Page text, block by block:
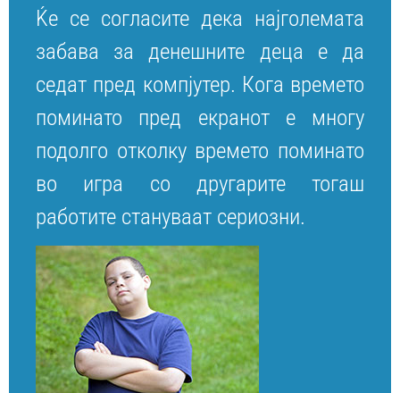
Ќе се согласите дека најголемата
забава за денешните деца е да
седат пред компјутер. Кога времето
поминато пред екранот е многу
подолго отколку времето поминато
во игра со другарите тогаш
работите стануваат сериозни.